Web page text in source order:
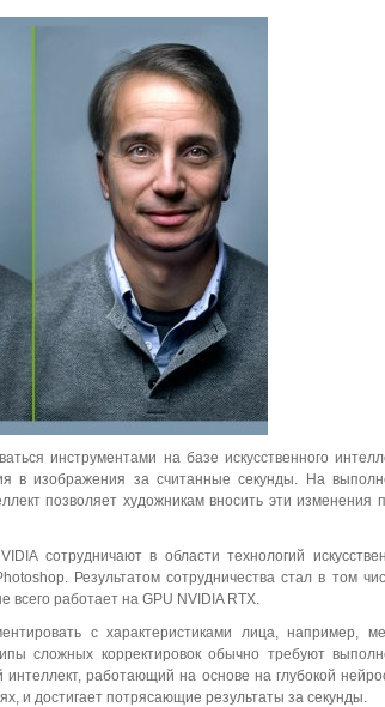
инструментами на базе искусственного
в изображения за считанные секунды. На
позволяет художникам вносить эти изменения
сотрудничают в области технологий
Результатом сотрудничества стал в том
всего работает на GPU NVIDIA RTX.
с характеристиками лица, например,
сложных корректировок обычно требуют
работающий на основе на глубокой
и достигает потрясающие результаты за секунды.